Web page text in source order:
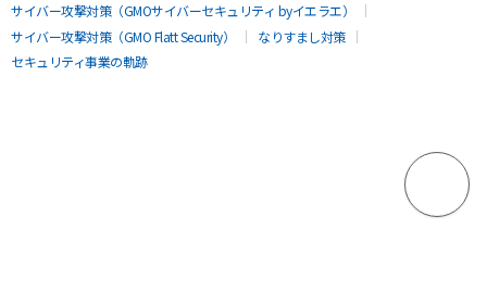
サイバー攻撃対策（GMOサイバーセキュリティ byイエラエ）
サイバー攻撃対策（GMO Flatt Security）
なりすまし対策
セキュリティ事業の軌跡